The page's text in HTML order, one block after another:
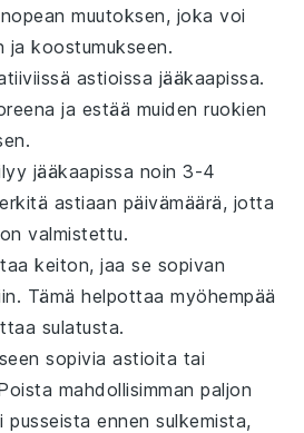
muutoksen, joka voi
ja koostumukseen.
astioissa jääkaapissa.
ja estää muidenruokien
jääkaapissa noin 3-4
astiaan päivämäärä, jotta
valmistettu.
keiton, jaa se sopivan
Tämä helpottaa myöhempää
sulatusta.
sopivia astioita tai
mahdollisimman paljon
ennen sulkemista,